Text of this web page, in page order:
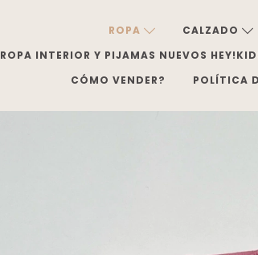
ROPA CALZADO
ROPA INTERIOR Y PIJAMAS NUEVOS
CÓMO VENDER?
POLÍTICA